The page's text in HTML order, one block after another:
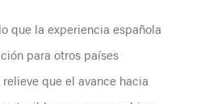
que la experiencia española
para otros países
que el avance hacia